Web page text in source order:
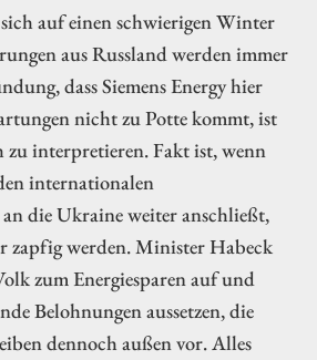
auf einen schwierigen Winter
aus Russland werden immer
dass Siemens Energy hier
nicht zu Potte kommt, ist
interpretieren. Fakt ist, wenn
internationalen
die Ukraine weiter anschließt,
zapfig werden. Minister Habeck
zum Energiesparen auf und
Belohnungen aussetzen, die
dennoch außen vor. Alles